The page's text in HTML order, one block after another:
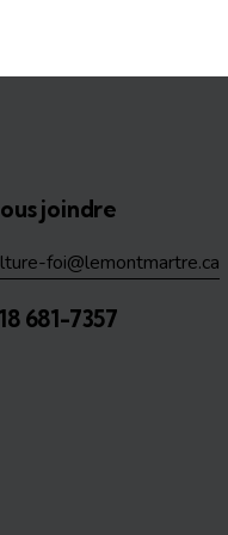
joindre
foi@lemontmartre.ca
681-7357